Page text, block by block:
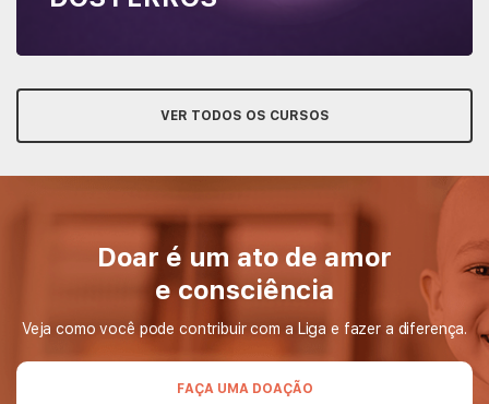
VER TODOS OS CURSOS
Doar é um ato de amor
e consciência
Veja como você pode contribuir com a Liga e fazer a diferença.
FAÇA UMA DOAÇÃO